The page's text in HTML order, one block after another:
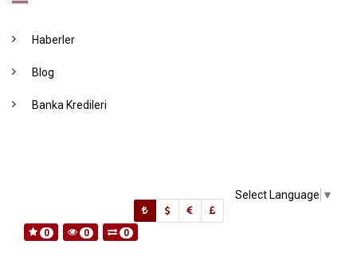
Haberler
Blog
Banka Kredileri
Select Language ▼
0 0 0